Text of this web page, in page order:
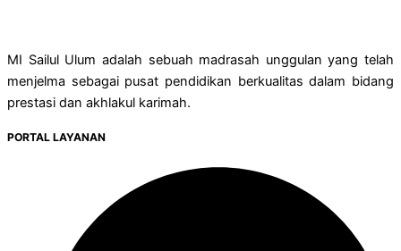
MI Sailul Ulum adalah sebuah madrasah unggulan yang telah
menjelma sebagai pusat pendidikan berkualitas dalam bidang
prestasi dan akhlakul karimah.
PORTAL LAYANAN